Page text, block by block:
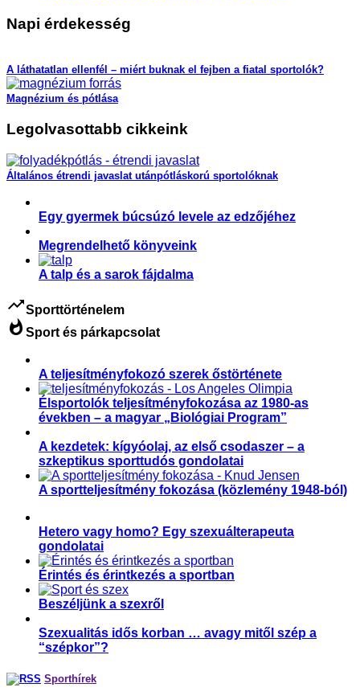
Napi érdekesség
A láthatatlan ellenfél – miért buknak el fejben a fiatal sportolók?
Magnézium és pótlása
Legolvasottabb cikkeink
Általános étrendi javaslat utánpótláskorú sportolóknak
Egy gyermek búcsúzó levele az edzőjéhez
Megrendelhető könyveink
A talp és a sarok fájdalma
trending_upSporttörténelem
whatshot Sport és párkapcsolat
A teljesítményfokozó szerek őstörténete
Élsportolók teljesítményfokozása az 1980-as
években – a magyar „Biológiai Program”
A kezdetek: kígyóolaj, az első csodaszer – a
szkeptikus sporttudós gondolatai
A sportteljesítmény fokozása (közlemény 1948-ból)
Hetero vagy homo? Egy szexuálterapeuta
gondolatai
Érintés és érintkezés a sportban
Beszéljünk a szexről
Szexualitás idős korban … avagy mitől szép a
“szépkor”?
Sporthírek